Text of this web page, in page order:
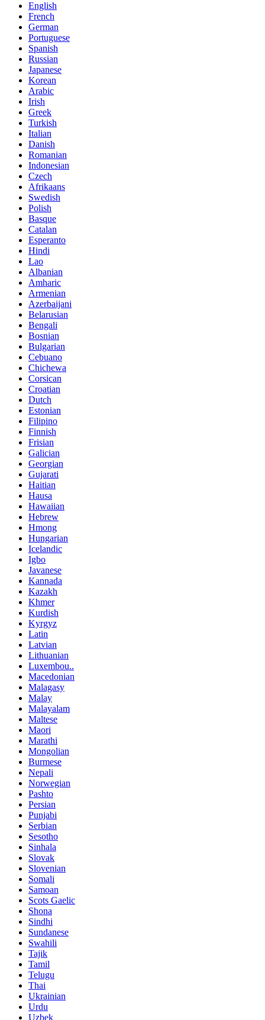
English
French
German
Portuguese
Spanish
Russian
Japanese
Korean
Arabic
Irish
Greek
Turkish
Italian
Danish
Romanian
Indonesian
Czech
Afrikaans
Swedish
Polish
Basque
Catalan
Esperanto
Hindi
Lao
Albanian
Amharic
Armenian
Azerbaijani
Belarusian
Bengali
Bosnian
Bulgarian
Cebuano
Chichewa
Corsican
Croatian
Dutch
Estonian
Filipino
Finnish
Frisian
Galician
Georgian
Gujarati
Haitian
Hausa
Hawaiian
Hebrew
Hmong
Hungarian
Icelandic
Igbo
Javanese
Kannada
Kazakh
Khmer
Kurdish
Kyrgyz
Latin
Latvian
Lithuanian
Luxembou..
Macedonian
Malagasy
Malay
Malayalam
Maltese
Maori
Marathi
Mongolian
Burmese
Nepali
Norwegian
Pashto
Persian
Punjabi
Serbian
Sesotho
Sinhala
Slovak
Slovenian
Somali
Samoan
Scots Gaelic
Shona
Sindhi
Sundanese
Swahili
Tajik
Tamil
Telugu
Thai
Ukrainian
Urdu
Uzbek